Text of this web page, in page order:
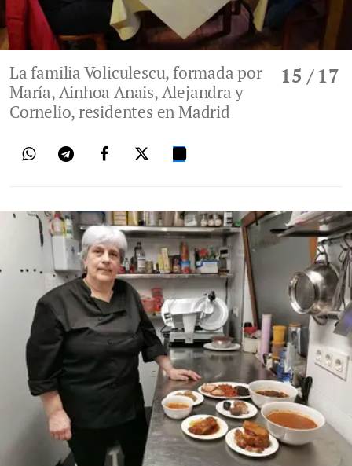
15 / 17
La familia Voliculescu, formada por
María, Ainhoa Anais, Alejandra y
Cornelio, residentes en Madrid